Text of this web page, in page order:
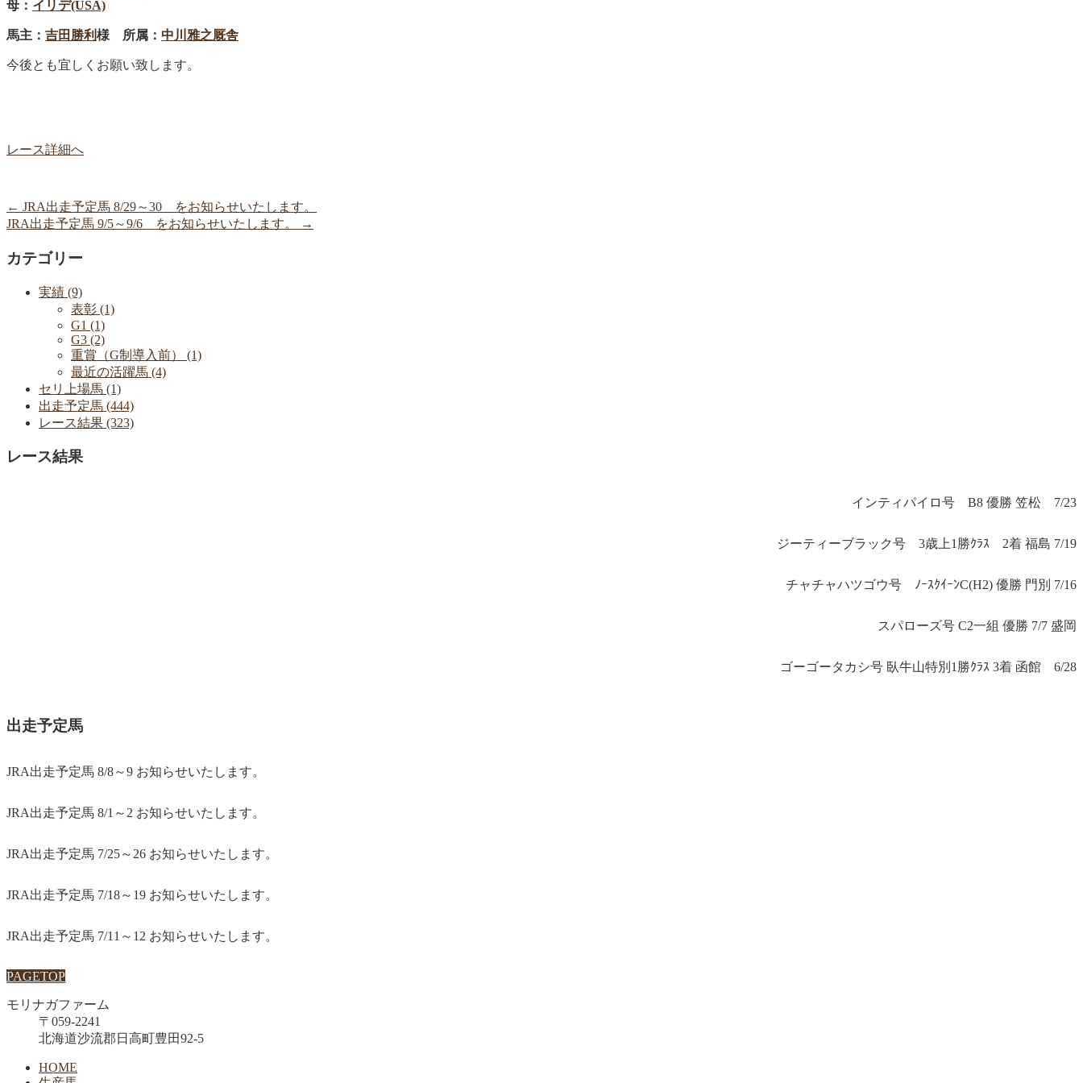
母： イリデ(USA)
馬主： 吉田勝利様 所属： 中川雅之厩舎
今後とも宜しくお願い致します。
レース詳細へ
← JRA出走予定馬 8/29～30 をお知らせいたします。
JRA出走予定馬 9/5～9/6 をお知らせいたします。
→
カテゴリー
実績 (9)
表彰 (1)
G1 (1)
G3 (2)
重賞（G制導入前） (1)
最近の活躍馬 (4)
セリ上場馬 (1)
出走予定馬 (444)
レース結果 (323)
レース結果
インティパイロ号 B8 優勝 笠松 7/23
ジーティーブラック号 3歳上1勝ｸﾗｽ 2着 福島 7/19
チャチャハツゴウ号 ﾉｰｽｸｲｰﾝC(H2) 優勝 門別 7/16
スパローズ号 C2一組 優勝 7/7 盛岡
ゴーゴータカシ号 臥牛山特別1勝ｸﾗｽ 3着 函館 6/28
出走予定馬
JRA出走予定馬 8/8～9 お知らせいたします。
JRA出走予定馬 8/1～2 お知らせいたします。
JRA出走予定馬 7/25～26 お知らせいたします。
JRA出走予定馬 7/18～19 お知らせいたします。
JRA出走予定馬 7/11～12 お知らせいたします。
PAGETOP
モリナガファーム
〒059-2241
北海道沙流郡日高町豊田92-5
HOME